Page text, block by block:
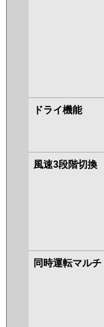
ドライ機能
風速3段階切換
同時運転マルチ